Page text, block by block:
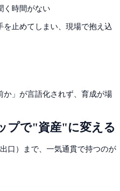
く時間がない
を止めてしまい、現場で抱え込
か」が言語化されず、育成が場
プで"資産"に変える
口）まで、一気通貫で持つのが